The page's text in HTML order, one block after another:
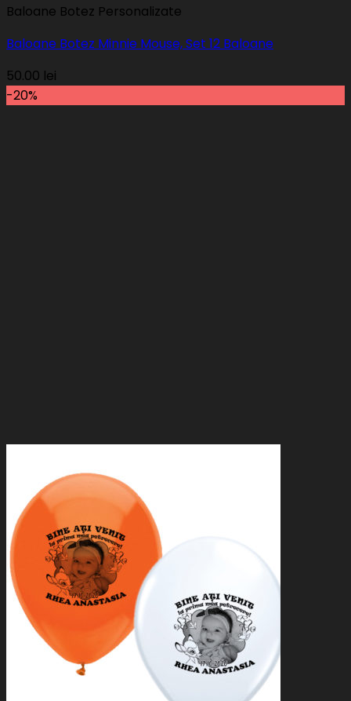
Baloane Botez Personalizate
Baloane Botez Minnie Mouse, Set 12 Baloane
50.00 lei
-20%